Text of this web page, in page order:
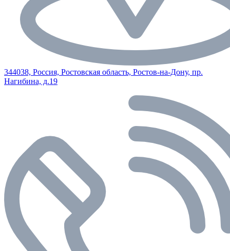
344038, Россия, Ростовская область, Ростов-на-Дону, пр.
Нагибина, д.19